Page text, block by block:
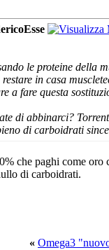
le proteine della
in casa
a fare questa
di abbinarci?
di carboidrati
che paghi come
di carboidrati.
« Omega3